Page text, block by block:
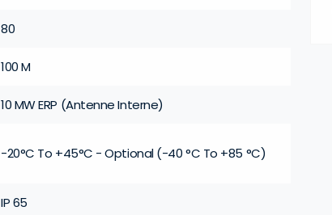
80
100 M
10 MW ERP (Antenne Interne)
-20°C To +45°C - Optional (-40 °C To +85 °C)
IP 65